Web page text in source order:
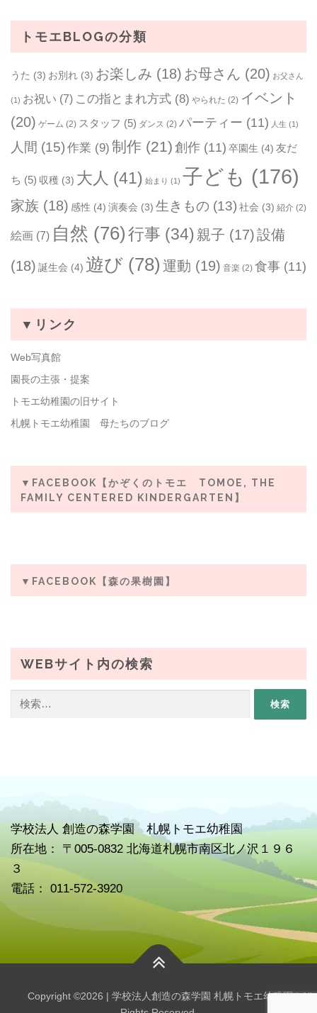
トモエBLOGの分類
うた (3) お別れ (3) お楽しみ (18) お母さん (20) お父さん
(1) お祝い (7) この指とまれ方式 (8) やられた (2) イベント
(20) ゲーム (2) スタッフ (5) ダンス (2) パーティー (11) 人生 (1)
人間 (15) 作業 (9) 制作 (21) 創作 (11) 卒園生 (4) 友だ
ち (5) 収穫 (3) 大人 (41) 始まり (1) 子ども (176)
家族 (18) 感性 (4) 演奏会 (3) 生きもの (13) 社会 (3) 紹介 (2)
絵画 (7) 自然 (76) 行事 (34) 親子 (17)設備
(18) 誕生会 (4) 遊び (78) 運動 (19) 音楽 (2) 食事 (11)
▼リンク
Web写真館
園長の主張・提案
トモエ幼稚園の旧サイト
札幌トモエ幼稚園 母たちのブログ
▼FACEBOOK【かぞくのトモエ TOMOE, THE
FAMILY CENTERED KINDERGARTEN】
▼FACEBOOK【森の果樹園】
WEBサイト内の検索
学校法人 創造の森学園 札幌トモエ幼稚園
所在地： 〒005-0832 北海道札幌市南区北ノ沢１９６
３
電話： 011-572-3920
Copyright ©2026 | 学校法人創造の森学園 札幌トモエ幼稚園 | All